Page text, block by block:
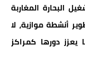
البحارة المغاربة
أنشطة موازية، لا
دورها كمراكز